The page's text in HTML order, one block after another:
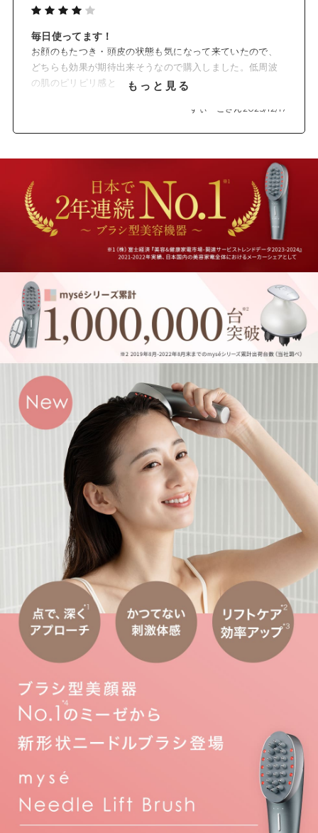
毎日使ってます！
お顔のもたつき・頭皮の状態も気になって来ていたので、
どちらも効果が期待出来そうなので購入しました。低周波
の肌のピリピリ感と
もっと見る
ずぃーこさん2025/12/17